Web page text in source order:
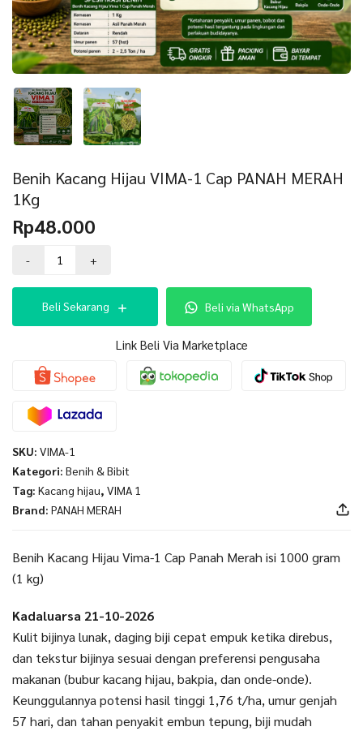
Benih Kacang Hijau VIMA-1 Cap PANAH MERAH
1Kg
Rp48.000
-
Benih
VIMA-
1
MERAH
1Kg
+
Beli Sekarang Beli via WhatsApp
Link Beli Via Marketplace
SKU: VIMA-1
Kategori: Benih & Bibit
Tag: Kacang hijau, VIMA 1
Brand: PANAH MERAH
Benih Kacang Hijau Vima-1 Cap Panah Merah isi 1000 gram
(1 kg)
Kadaluarsa 21-10-2026
Kulit bijinya lunak, daging biji cepat empuk ketika direbus,
dan tekstur bijinya sesuai dengan preferensi pengusaha
makanan (bubur kacang hijau, bakpia, dan onde-onde).
Keunggulannya potensi hasil tinggi 1,76 t/ha, umur genjah
57 hari, dan tahan penyakit embun tepung, biji mudah